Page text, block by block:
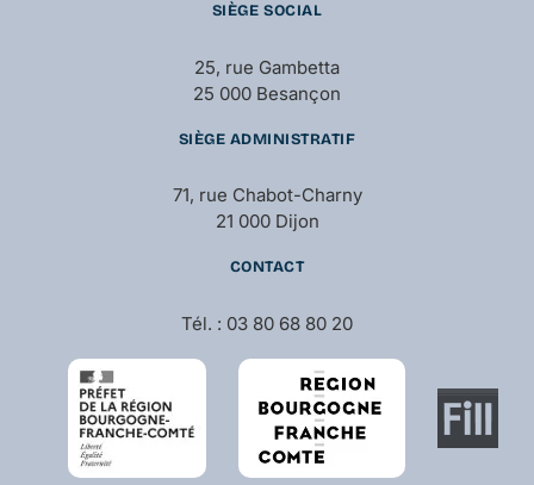
SIÈGE SOCIAL
25, rue Gambetta
25 000 Besançon
SIÈGE ADMINISTRATIF
71, rue Chabot-Charny
21 000 Dijon
CONTACT
Tél. : 03 80 68 80 20